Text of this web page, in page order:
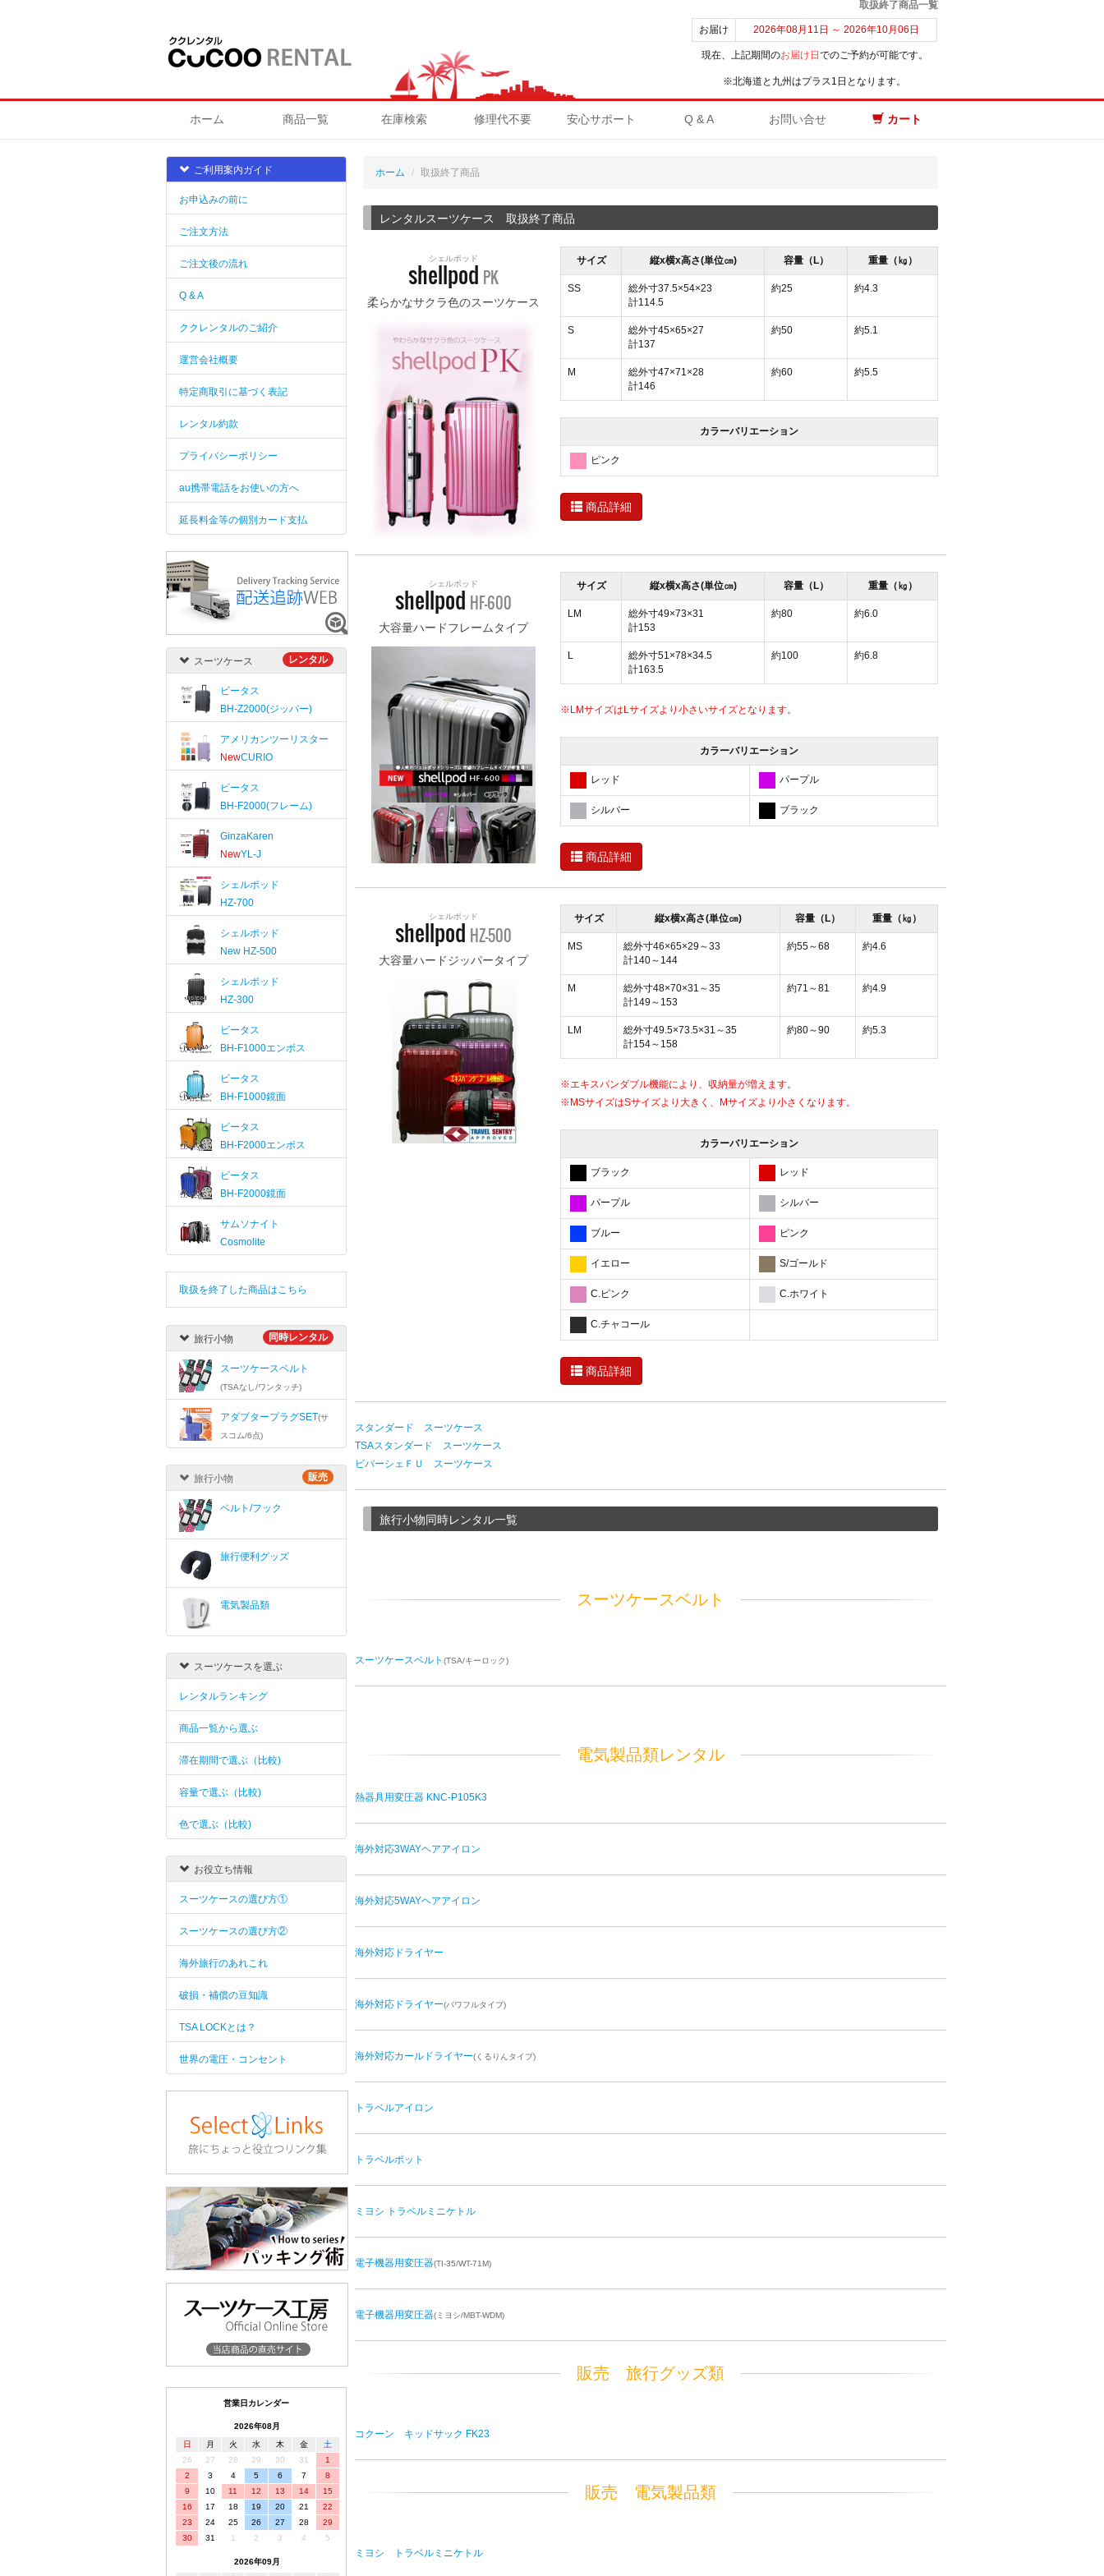
取扱終了商品一覧
お届け 2026年08月11日 ～ 2026年10月06日
現在、上記期間のお届け日 でのご予約が可能です。
※北海道と九州はプラス1日となります。
ホーム 商品一覧 在庫検索 修理代不要 安心サポート Q & A お問い合せ カート
ホーム 取扱終了商品
レンタルスーツケース 取扱終了商品
シェルポッド
shellpod PK
柔らかなサクラ色のスーツケース
サイズ 縦x横x高さ(単位㎝) 容量（L） 重量（㎏）
SS
総外寸37.5×54×23
計114.5
約25 約4.3
S
総外寸45×65×27
計137
約50 約5.1
M
総外寸47×71×28
計146
約60 約5.5
カラーバリエーション
ピンク
商品詳細
シェルポッド
shellpod HF-600
大容量ハードフレームタイプ
サイズ 縦x横x高さ(単位㎝) 容量（L） 重量（㎏）
LM
総外寸49×73×31
計153
約80 約6.0
L
総外寸51×78×34.5
計163.5
約100 約6.8
※LMサイズはLサイズより小さいサイズとなります。
カラーバリエーション
レッド パープル
シルバー ブラック
商品詳細
シェルポッド
shellpod HZ-500
大容量ハードジッパータイプ
サイズ 縦x横x高さ(単位㎝) 容量（L） 重量（㎏）
MS
総外寸46×65×29～33
計140～144
約55～68 約4.6
M
総外寸48×70×31～35
計149～153
約71～81 約4.9
LM
総外寸49.5×73.5×31～35
計154～158
約80～90 約5.3
※エキスパンダブル機能により、収納量が増えます。
※MSサイズはSサイズより大きく、Mサイズより小さくなります。
カラーバリエーション
ブラック レッド
パープル シルバー
ブルー ピンク
イエロー S/ゴールド
C.ピンク C.ホワイト
C.チャコール
商品詳細
スタンダード スーツケース
TSAスタンダード スーツケース
ビバーシェＦＵ スーツケース
旅行小物同時レンタル一覧
スーツケースベルト
スーツケースベルト (TSA/キーロック)
電気製品類レンタル
熱器具用変圧器 KNC-P105K3
海外対応3WAYヘアアイロン
海外対応5WAYヘアアイロン
海外対応ドライヤー
海外対応ドライヤー(パワフルタイプ)
海外対応カールドライヤー(くるりんタイプ)
トラベルアイロン
トラベルポット
ミヨシ トラベルミニケトル
電子機器用変圧器(TI-35/WT-71M)
電子機器用変圧器(ミヨシ/MBT-WDM)
販売 旅行グッズ類
コクーン キッドサック FK23
販売 電気製品類
ミヨシ トラベルミニケトル
ご利用案内ガイド
お申込みの前に
ご注文方法
ご注文後の流れ
Q & A
ククレンタルのご紹介
運営会社概要
特定商取引に基づく表記
レンタル約款
プライバシーポリシー
au携帯電話をお使いの方へ
延長料金等の個別カード支払
スーツケース レンタル
ビータス
BH-Z2000(ジッパー)
アメリカンツーリスター
NewCURIO
ビータス
BH-F2000(フレーム)
GinzaKaren
NewYL-J
シェルポッド
HZ-700
シェルポッド
New HZ-500
シェルポッド
HZ-300
ビータス
BH-F1000エンボス
ビータス
BH-F1000鏡面
ビータス
BH-F2000エンボス
ビータス
BH-F2000鏡面
サムソナイト
Cosmolite
取扱を終了した商品はこちら
旅行小物 同時レンタル
スーツケースベルト
(TSAなし/ワンタッチ)
アダプタープラグSET(サ
スコム/6点)
旅行小物 販売
ベルト/フック
旅行便利グッズ
電気製品類
スーツケースを選ぶ
レンタルランキング
商品一覧から選ぶ
滞在期間で選ぶ（比較)
容量で選ぶ（比較)
色で選ぶ（比較)
お役立ち情報
スーツケースの選び方①
スーツケースの選び方②
海外旅行のあれこれ
破損・補償の豆知識
TSA LOCKとは？
世界の電圧・コンセント
営業日カレンダー
2026年08月
日
月 火 水 木 金
土
26
27 28 29 30 31
1
2
3 4 5 6 7
8
9
10 11 12 13 14
15
16
17 18 19 20 21
22
23
24 25 26 27 28
29
30
31 1 2 3 4 5
2026年09月